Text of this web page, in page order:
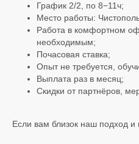
График 2/2, по 8−11ч;
Место работы:
Работа в комфортном
необходимым;
Почасовая ставка;
Опыт не требуется,
Выплата раз в месяц;
Скидки от партнёров,
Если вам близок наш подход и